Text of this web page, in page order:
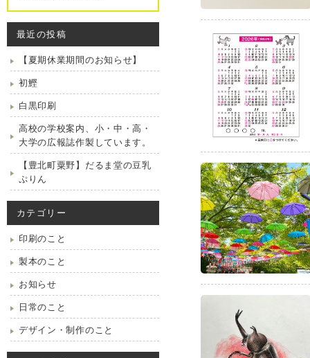
最近の投稿
【夏期休業期間のお知らせ】
初鰹
白黒印刷
高校の学校案内、小・中・高・
大学の広報誌作製しています。
【豊北町粟野】だるま堂の豆乳
ぷりん
カテゴリー
印刷のこと
製本のこと
お知らせ
日常のこと
デザイン・制作のこと